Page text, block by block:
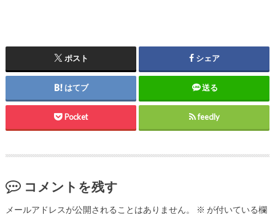
ポスト シェア
はてブ 送る
Pocket feedly
コメントを残す
メールアドレスが公開されることはありません。 ※ が付いている欄